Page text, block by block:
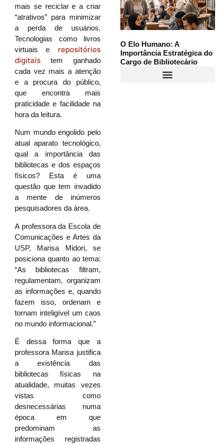
mais se reciclar e a criar
“atrativos” para minimizar
a perda de usuários.
Tecnologias como livros
virtuais e repositórios
digitais tem ganhado
cada vez mais a atenção
e a procura do público,
que encontra mais
praticidade e facilidade na
hora da leitura.
Num mundo engolido pelo
atual aparato tecnológico,
qual a importância das
bibliotecas e dos espaços
físicos? Esta é uma
questão que tem invadido
a mente de inúmeros
pesquisadores da área.
A professora da Escola de
Comunicações e Artes da
USP, Marisa Midori, se
posiciona quanto ao tema:
“As bibliotecas filtram,
regulamentam, organizam
as informações e, quando
fazem isso, ordenam e
tornam inteligível um caos
no mundo informacional.”
É dessa forma que a
professora Marisa justifica
a existência das
bibliotecas físicas na
atualidade, muitas vezes
vistas como
desnecessárias numa
época em que
predominam as
informações registradas
O Elo Humano: A
Importância Estratégica do
Cargo de Bibliotecário